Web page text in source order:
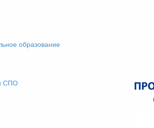
образование
СПО